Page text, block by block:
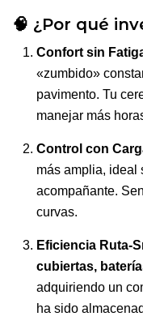
🧠 ¿Por qué
Confort sin
«zumbido»
pavimento. Tu
manejar más
Control con
más amplia, ideal
acompañante.
curvas.
Eficiencia Ruta-
cubiertas,
adquiriendo un
ha sido